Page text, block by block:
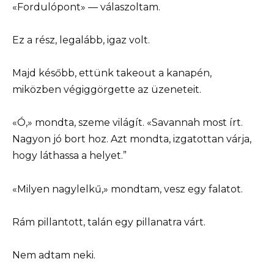
«Fordulópont» — válaszoltam.
Ez a rész, legalább, igaz volt.
Majd később, ettünk takeout a kanapén,
miközben végiggörgette az üzeneteit.
«Ó,» mondta, szeme világít. «Savannah most írt.
Nagyon jó bort hoz. Azt mondta, izgatottan várja,
hogy láthassa a helyet.”
«Milyen nagylelkű,» mondtam, vesz egy falatot.
Rám pillantott, talán egy pillanatra várt.
Nem adtam neki.